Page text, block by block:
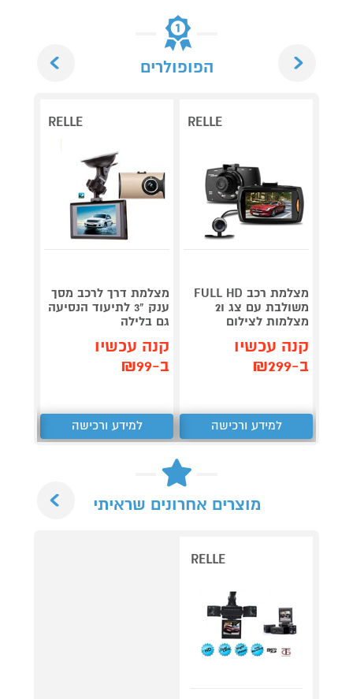
הפופולרים
RELLE
מצלמת רכב FULL HD
משולבת עם צג ו2
מצלמות לצילום
קנה עכשיו
ב-₪299
למידע ורכישה
RELLE
מצלמת דרך לרכב מסך
ענק "3 לתיעוד הנסיעה
גם בלילה
קנה עכשיו
ב-₪99
למידע ורכישה
מוצרים אחרונים שראיתי
RELLE